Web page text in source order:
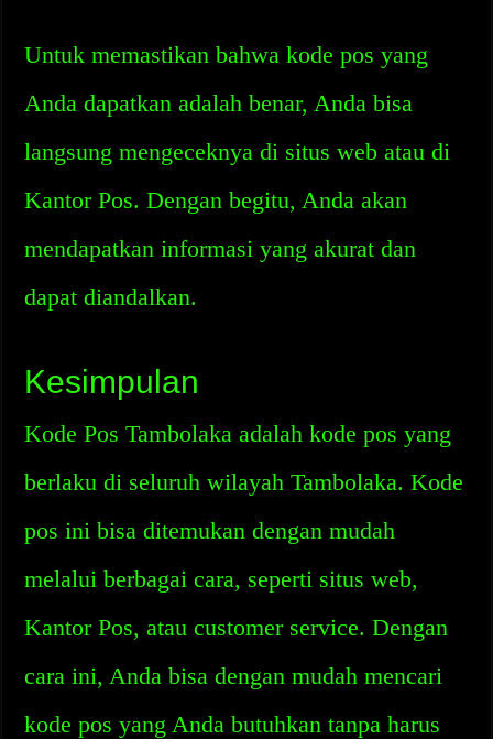
Untuk memastikan bahwa kode pos yang
Anda dapatkan adalah benar, Anda bisa
langsung mengeceknya di situs web atau di
Kantor Pos. Dengan begitu, Anda akan
mendapatkan informasi yang akurat dan
dapat diandalkan.
Kesimpulan
Kode Pos Tambolaka adalah kode pos yang
berlaku di seluruh wilayah Tambolaka. Kode
pos ini bisa ditemukan dengan mudah
melalui berbagai cara, seperti situs web,
Kantor Pos, atau customer service. Dengan
cara ini, Anda bisa dengan mudah mencari
kode pos yang Anda butuhkan tanpa harus